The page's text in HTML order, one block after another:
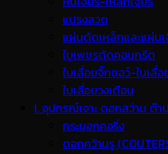
แปรงลวด
แผ่นตัดเหล็กและแผ่น
ใบเพชรตัดคอนกรีต
ใบเลื่อยจิ๊กซอว์-ใบเลื่
ใบเลื่อยวงเดือน
I. อุปกรณ์เจาะ ดอกสว่าน ต๊า
กระบอกคอริ่ง
ดอกคว้านรู